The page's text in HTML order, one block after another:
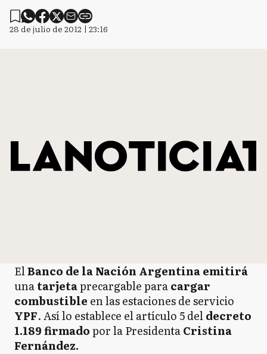
28 de julio de 2012 | 23:16
ElBanco de la Nación Argentina emitirá
unatarjetaprecargable paracargar
combustible en las estaciones de servicio
YPF. Así lo establece el artículo 5 deldecreto
1.189 firmadopor la PresidentaCristina
Fernández.